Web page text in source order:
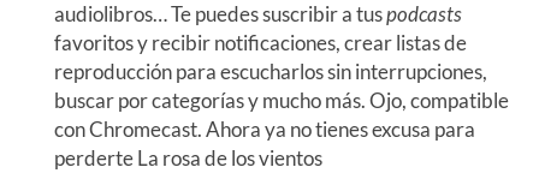
audiolibros… Te puedes suscribir a tuspodcasts
favoritos y recibir notificaciones, crear listas de
reproducción para escucharlos sin interrupciones,
buscar por categorías y mucho más. Ojo, compatible
con Chromecast. Ahora ya no tienes excusa para
perderte La rosa de los vientos